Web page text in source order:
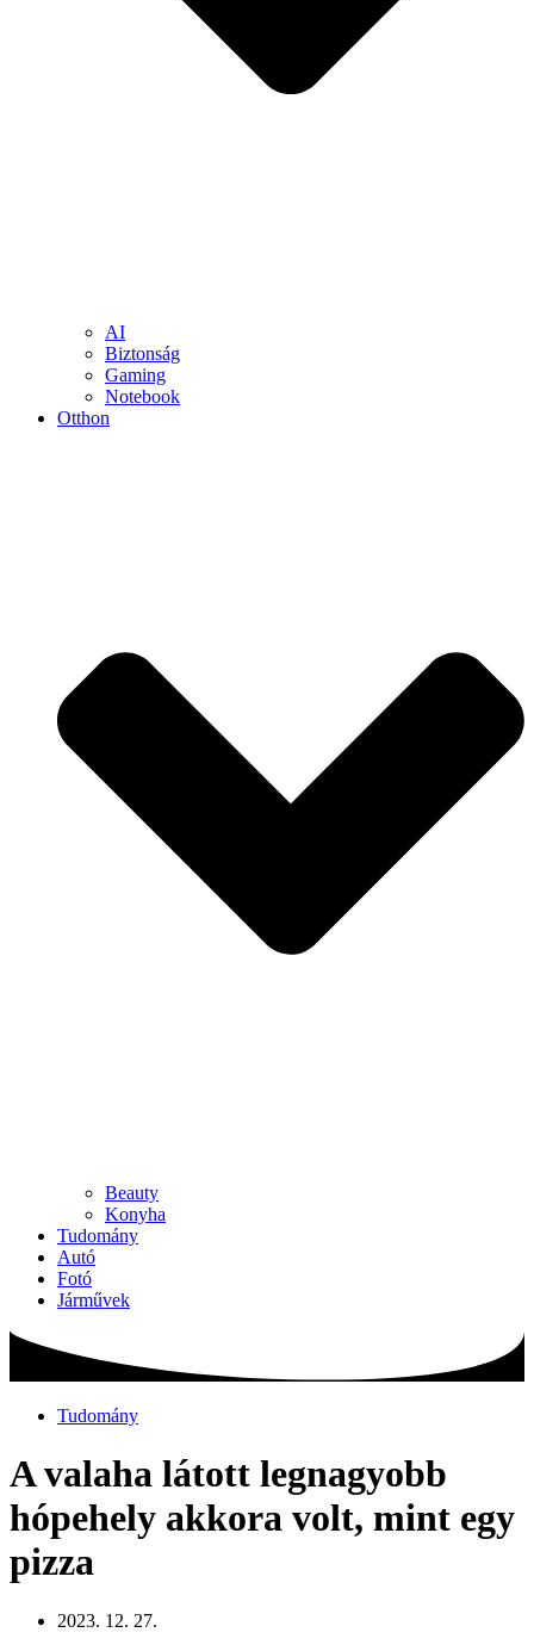
AI
Biztonság
Gaming
Notebook
Otthon
Beauty
Konyha
Tudomány
Autó
Fotó
Járművek
Tudomány
A valaha látott legnagyobb
hópehely akkora volt, mint egy
pizza
2023. 12. 27.